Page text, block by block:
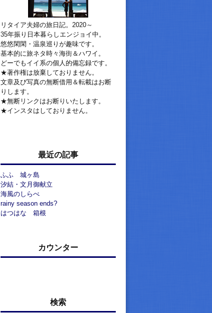
リタイア夫婦の旅日記。2020～
35年振り日本暮らしエンジョイ中。
悠悠閑閑・温泉巡りが趣味です。
基本的に旅ネタ時々海街＆ハワイ。
どーでもイイ系の個人的備忘録です。
★著作権は放棄しておりません。
文章及び写真の無断借用＆転載はお断
りします。
★無断リンクはお断りいたします。
★インスタはしておりません。
最近の記事
ふふ 城ヶ島
汐結・文月御献立
海風のしらべ
rainy season ends?
はつはな 箱根
カウンター
検索